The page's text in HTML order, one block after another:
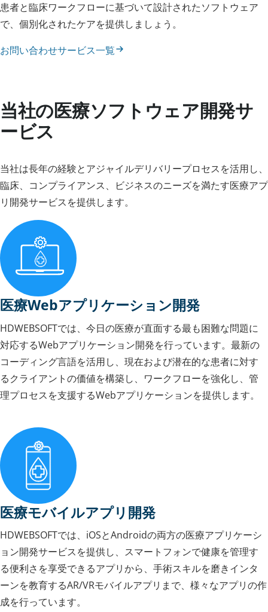
患者と臨床ワークフローに基づいて設計されたソフトウェア
で、個別化されたケアを提供しましょう。
お問い合わせサービス一覧
当社の医療ソフトウェア開発サ
ービス
当社は長年の経験とアジャイルデリバリープロセスを活用し、
臨床、コンプライアンス、ビジネスのニーズを満たす医療アプ
リ開発サービスを提供します。
医療Webアプリケーション開発
HDWEBSOFTでは、今日の医療が直面する最も困難な問題に
対応するWebアプリケーション開発を行っています。最新の
コーディング言語を活用し、現在および潜在的な患者に対す
るクライアントの価値を構築し、ワークフローを強化し、管
理プロセスを支援するWebアプリケーションを提供します。
医療モバイルアプリ開発
HDWEBSOFTでは、iOSとAndroidの両方の医療アプリケーシ
ョン開発サービスを提供し、スマートフォンで健康を管理す
る便利さを享受できるアプリから、手術スキルを磨きインタ
ーンを教育するAR/VRモバイルアプリまで、様々なアプリの作
成を行っています。